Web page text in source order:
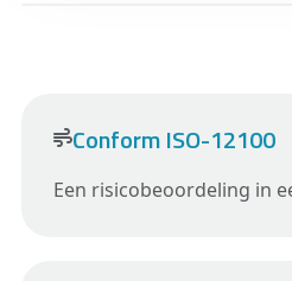
Conform ISO-12100
Een risicobeoordeling in